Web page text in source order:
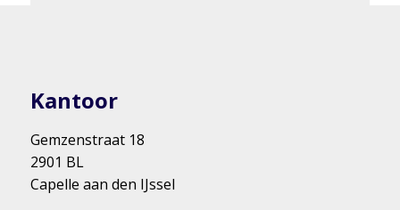
Kantoor
Gemzenstraat 18
2901 BL
Capelle aan den IJssel